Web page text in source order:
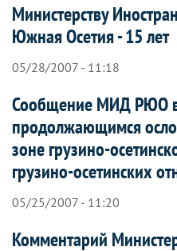
Министерству
Южная Осетия - 15 лет
05/28/2007 - 11:18
Сообщение МИД РЮО в
продолжающимся
зоне грузино-
грузино-осетинских
05/25/2007 - 11:20
Комментарий